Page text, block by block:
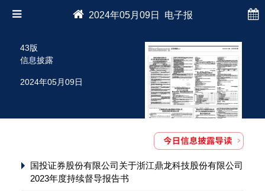
2024年05月09日 电子报
43版
信息披露
2024年05月09日
国投证券股份有限公司关于浙江鼎龙科技股份有限公司
2023年度持续督导报告书